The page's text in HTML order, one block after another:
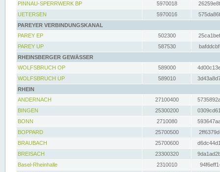
PINNAU-SPERRWERK BP
5970018
UETERSEN
5970016
PAREYER VERBINDUNGSKANAL
PAREY EP
502300
PAREY UP
587530
RHEINSBERGER GEWÄSSER
WOLFSBRUCH OP
589000
WOLFSBRUCH UP
589010
RHEIN
ANDERNACH
27100400
BINGEN
25300200
BONN
2710080
BOPPARD
25700500
BRAUBACH
25700600
BREISACH
23300320
Basel-Rheinhalle
2310010